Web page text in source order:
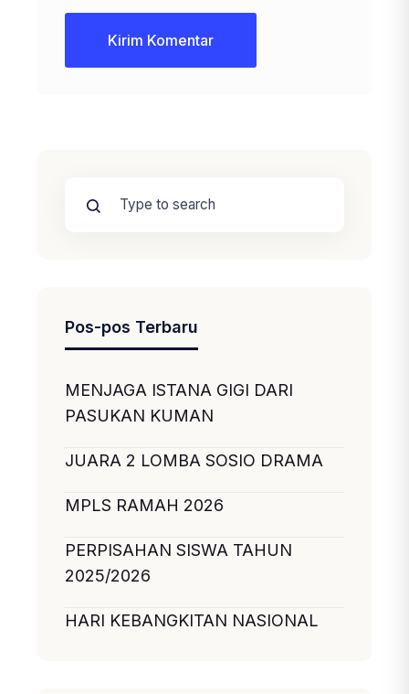
Pos-pos Terbaru
MENJAGA ISTANA GIGI DARI
PASUKAN KUMAN
JUARA 2 LOMBA SOSIO DRAMA
MPLS RAMAH 2026
PERPISAHAN SISWA TAHUN
2025/2026
HARI KEBANGKITAN NASIONAL